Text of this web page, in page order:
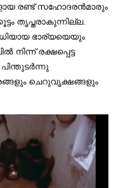
രണ്ട് സഹോദരൻമാരും
തൃപ്തരാകുന്നില്ല.
ഭാര്യയെയും
രക്ഷപ്പെട്ട
ചെറുവൃക്ഷങ്ങളും